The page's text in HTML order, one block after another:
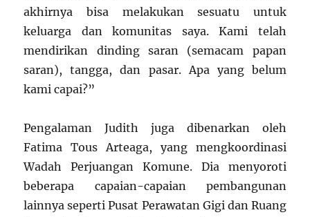
akhirnya bisa melakukan sesuatu untuk
keluarga dan komunitas saya. Kami telah
mendirikan dinding saran (semacam papan
saran), tangga, dan pasar. Apa yang belum
kami capai?”
Pengalaman Judith juga dibenarkan oleh
Fatima Tous Arteaga, yang mengkoordinasi
Wadah Perjuangan Komune. Dia menyoroti
beberapa capaian-capaian pembangunan
lainnya seperti Pusat Perawatan Gigi dan Ruang